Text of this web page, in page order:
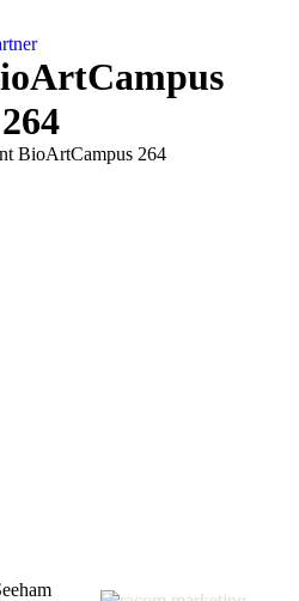
264
hier:
BioArtCampus 264